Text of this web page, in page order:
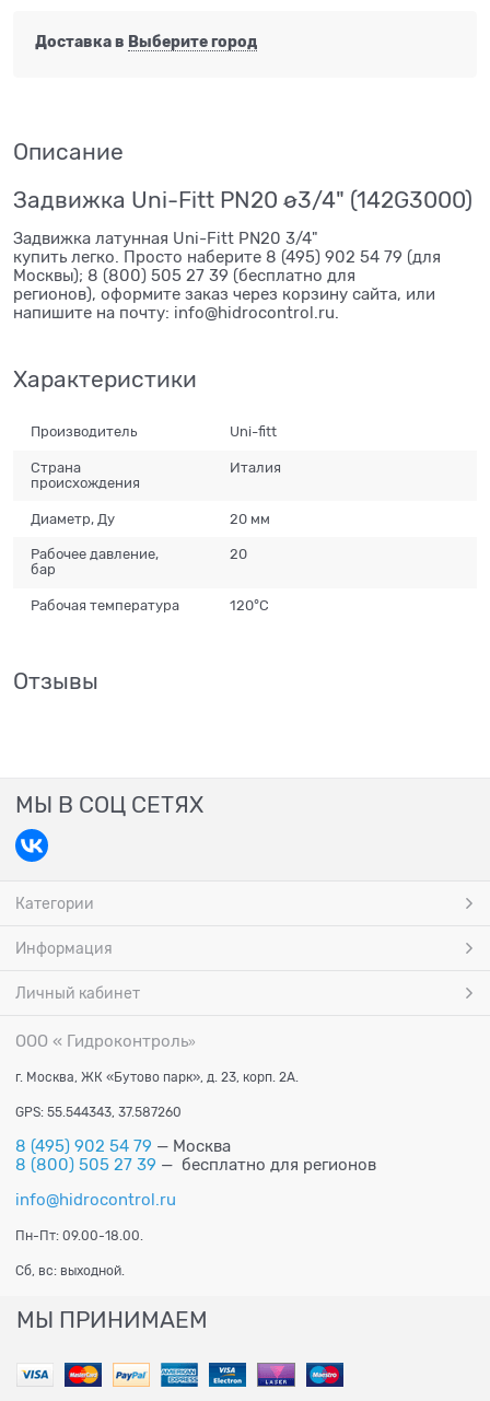
Доставка в Выберите город
Описание
Задвижка Uni-Fitt PN20 ø3/4" (142G3000)
Задвижка латунная Uni-Fitt PN20 3/4"
купить легко. Просто наберите 8 (495) 902 54 79 (для
Москвы); 8 (800) 505 27 39 (бесплатно для
регионов), оформите заказ через корзину сайта, или
напишите на почту: info@hidrocontrol.ru.
Характеристики
Производитель Uni-fitt
Страна
происхождения
Италия
Диаметр, Ду 20 мм
Рабочее давление,
бар
20
Рабочая температура 120°С
Отзывы
МЫ В СОЦ СЕТЯХ
Категории
Информация
Личный кабинет
ООО « Гидроконтроль»
г. Москва, ЖК «Бутово парк», д. 23, корп. 2А.
GPS: 55.544343, 37.587260
8 (495) 902 54 79 — Москва
8 (800) 505 27 39 — бесплатно для регионов
info@hidrocontrol.ru
Пн-Пт: 09.00-18.00.
Сб, вс: выходной.
МЫ ПРИНИМАЕМ